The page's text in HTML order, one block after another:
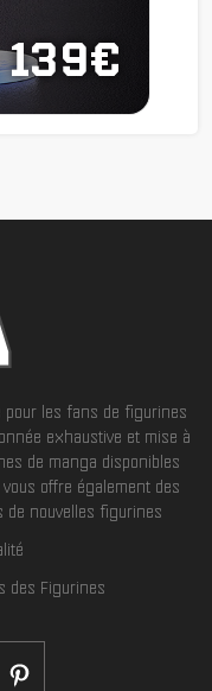
139€
les fans de figurines
exhaustive et mise à
de manga disponibles
offre également des
de nouvelles figurines
des Figurines